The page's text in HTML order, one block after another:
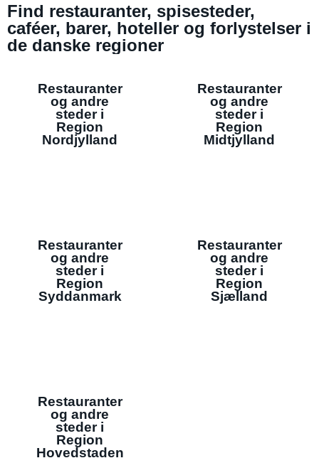
Find restauranter, spisesteder,
caféer, barer, hoteller og forlystelser i
de danske regioner
Restauranter
og andre
steder i
Region
Nordjylland
Restauranter
og andre
steder i
Region
Midtjylland
Restauranter
og andre
steder i
Region
Syddanmark
Restauranter
og andre
steder i
Region
Sjælland
Restauranter
og andre
steder i
Region
Hovedstaden